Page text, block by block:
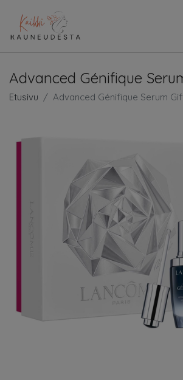
Advanced Génifique
Etusivu Advanced Génifique Serum